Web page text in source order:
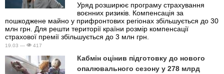
Уряд розширює програму страхування
воєнних ризиків. Компенсація за
пошкоджене майно у прифронтових регіонах збільшується до 30
млн грн. Для решти території країни розмір компенсації
страхової премії збільшується до 3 млн грн.
19.03 — 417
Кабмін оцінив підготовку до нового
опалювального сезону у 278 млрд